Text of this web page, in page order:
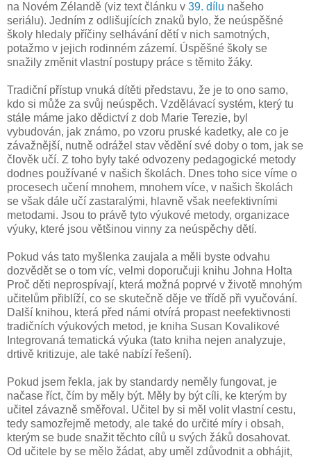
na Novém Zélandě (viz text článku v 39. dílu našeho
seriálu). Jedním z odlišujících znaků bylo, že neúspěšné
školy hledaly příčiny selhávání dětí v nich samotných,
potažmo v jejich rodinném zázemí. Úspěšné školy se
snažily změnit vlastní postupy práce s těmito žáky.
Tradiční přístup vnuká dítěti představu, že je to ono samo,
kdo si může za svůj neúspěch. Vzdělávací systém, který tu
stále máme jako dědictví z dob Marie Terezie, byl
vybudován, jak známo, po vzoru pruské kadetky, ale co je
závažnější, nutně odrážel stav vědění své doby o tom, jak se
člověk učí. Z toho byly také odvozeny pedagogické metody
dodnes používané v našich školách. Dnes toho sice víme o
procesech učení mnohem, mnohem více, v našich školách
se však dále učí zastaralými, hlavně však neefektivními
metodami. Jsou to právě tyto výukové metody, organizace
výuky, které jsou většinou vinny za neúspěchy dětí.
Pokud vás tato myšlenka zaujala a měli byste odvahu
dozvědět se o tom víc, velmi doporučuji knihu Johna Holta
Proč děti neprospívají, která možná poprvé v životě mnohým
učitelům přiblíží, co se skutečně děje ve třídě při vyučování.
Další knihou, která před námi otvírá propast neefektivnosti
tradičních výukových metod, je kniha Susan Kovalikové
Integrovaná tematická výuka (tato kniha nejen analyzuje,
drtivě kritizuje, ale také nabízí řešení).
Pokud jsem řekla, jak by standardy neměly fungovat, je
načase říct, čím by měly být. Měly by být cíli, ke kterým by
učitel závazně směřoval. Učitel by si měl volit vlastní cestu,
tedy samozřejmě metody, ale také do určité míry i obsah,
kterým se bude snažit těchto cílů u svých žáků dosahovat.
Od učitele by se mělo žádat, aby uměl zdůvodnit a obhájit,